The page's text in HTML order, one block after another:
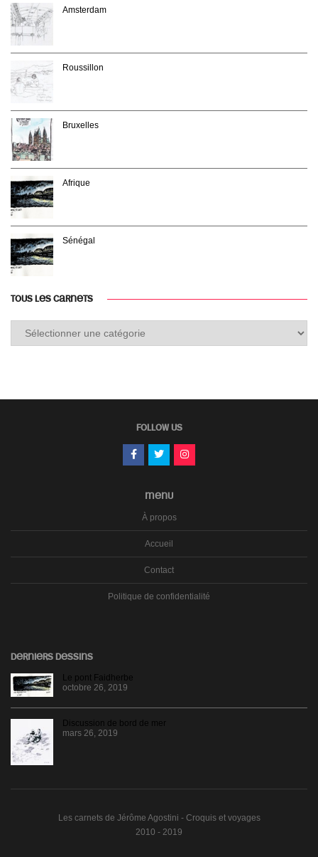
Amsterdam
Roussillon
Bruxelles
Afrique
Sénégal
TOUS LES CARNETS
FOLLOW US
MENU
À propos
Accueil
Contact
Politique de confidentialité
DERNIERS DESSINS
Le pont Faidherbe
octobre 26, 2019
Discussion de bord de mer
mars 26, 2019
Les carnets de Jérôme Agostini - Croquis et voyages
2010 - 2019